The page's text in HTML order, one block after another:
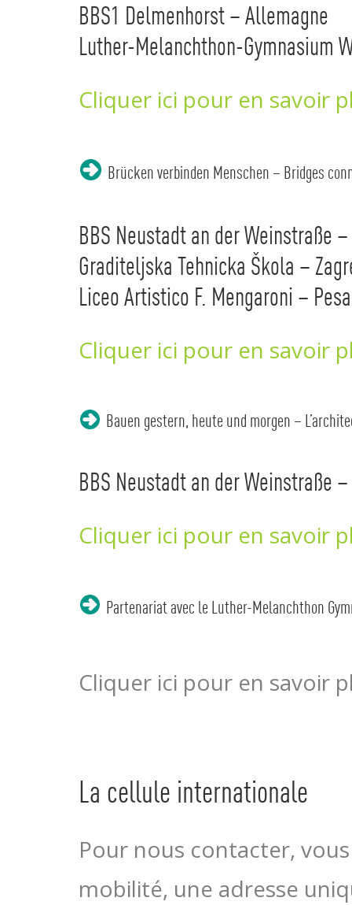
BBS1 Delmenhorst – Allemagne
Luther-Melanchthon-Gymnasium
Cliquer ici pour en savoir
Brücken verbinden Menschen – Bridges
BBS Neustadt an der Weinstraße
Graditeljska Tehnicka Škola –
Liceo Artistico F. Mengaroni –
Cliquer ici pour en savoir
Bauen gestern, heute und morgen –
BBS Neustadt an der Weinstraße
Cliquer ici pour en savoir
Partenariat avec le Luther-Melanchthon
Cliquer ici pour en savoir
La cellule internationale
Pour nous contacter,
mobilité, une adresse